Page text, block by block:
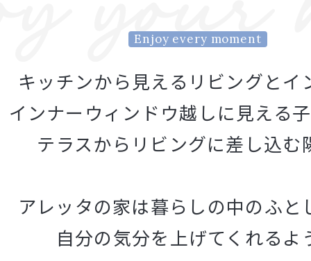
Enjoy every moment
キッチンから 見えるリビングとイ
インナーウィンドウ越しに見える
テラスからリビングに差し込む
アレッタの家は暮らしの中のふと
自分の気分を上げてくれるよ